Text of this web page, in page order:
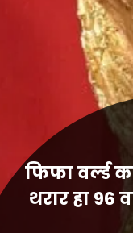
फिफा वर्ल्ड
थरार हा 96